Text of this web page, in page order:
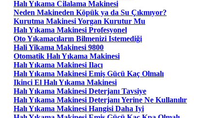
Halı Yıkama Cilalama Makinesi
Neden Makineden Köpük ya da Su Çıkmıyor?
Kurutma Makinesi Yorgan Kurutur Mu
Halı Yıkama Makinesi Profesyonel
Oto Yıkamacıların Bilmenizi Istemediği
Hali Yikama Makinesi 9800
Otomatik Halı Yıkama Makinesi
Halı Yıkama Makinesi Ilacı
Halı Yıkama Makinesi Emiş Gücü Kaç Olmalı
Ikinci El Halı Yıkama Makinesi
Halı Yıkama Makinesi Deterjanı Tavsiye
Halı Yıkama Makinesi Deterjanı Yerine Ne Kullanılır
Halı Yıkama Makinesi Hangisi Daha Iyi